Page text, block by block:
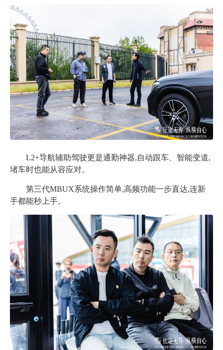
L2+导航辅助驾驶更是通勤神器,自动跟车、智能变道,
堵车时也能从容应对。
第三代MBUX系统操作简单,高频功能一步直达,连新
手都能秒上手。